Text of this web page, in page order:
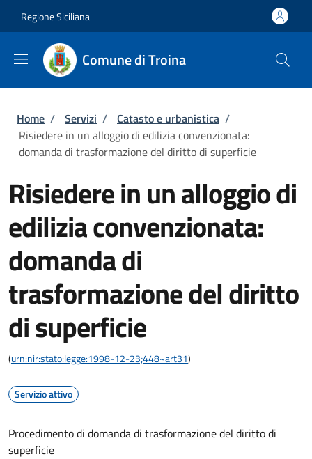
Regione Siciliana
Comune di Troina
Briciole di pane
Home / Servizi / Catasto e urbanistica /
Risiedere in un alloggio di edilizia convenzionata:
domanda di trasformazione del diritto di superficie
Risiedere in un alloggio di
edilizia convenzionata:
domanda di
trasformazione del diritto
di superficie
(urn:nir:stato:legge:1998-12-23;448~art31)
Servizio attivo
Procedimento di domanda di trasformazione del diritto di
superficie